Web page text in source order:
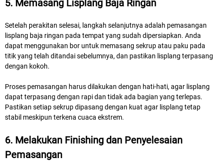
5. Memasang Lisplang Baja Ringan
Setelah perakitan selesai, langkah selanjutnya adalah pemasangan
lisplang baja ringan pada tempat yang sudah dipersiapkan. Anda
dapat menggunakan bor untuk memasang sekrup atau paku pada
titik yang telah ditandai sebelumnya, dan pastikan lisplang terpasang
dengan kokoh.
Proses pemasangan harus dilakukan dengan hati-hati, agar lisplang
dapat terpasang dengan rapi dan tidak ada bagian yang terlepas.
Pastikan setiap sekrup dipasang dengan kuat agar lisplang tetap
stabil meskipun terkena cuaca ekstrem.
6. Melakukan Finishing dan Penyelesaian
Pemasangan